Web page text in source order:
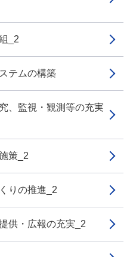
_2
テムの構築
、監視・観測等の充実
策_2
りの推進_2
供・広報の充実_2